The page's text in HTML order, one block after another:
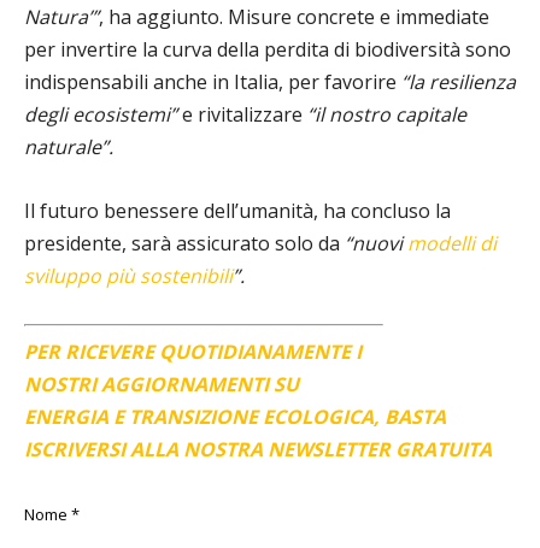
Natura’”, ha aggiunto. Misure concrete e immediate
per invertire la curva della perdita di biodiversità sono
indispensabili anche in Italia, per favorire “la resilienza
degli ecosistemi”e rivitalizzare “il nostro capitale
naturale”.
Il futuro benessere dell’umanità, ha concluso la
presidente, sarà assicurato solo da “nuovimodelli di
sviluppo più sostenibili”.
PER RICEVERE QUOTIDIANAMENTE I
NOSTRI AGGIORNAMENTI SU
ENERGIA E TRANSIZIONE ECOLOGICA, BASTA
ISCRIVERSI ALLA NOSTRA NEWSLETTER GRATUITA
Nome *